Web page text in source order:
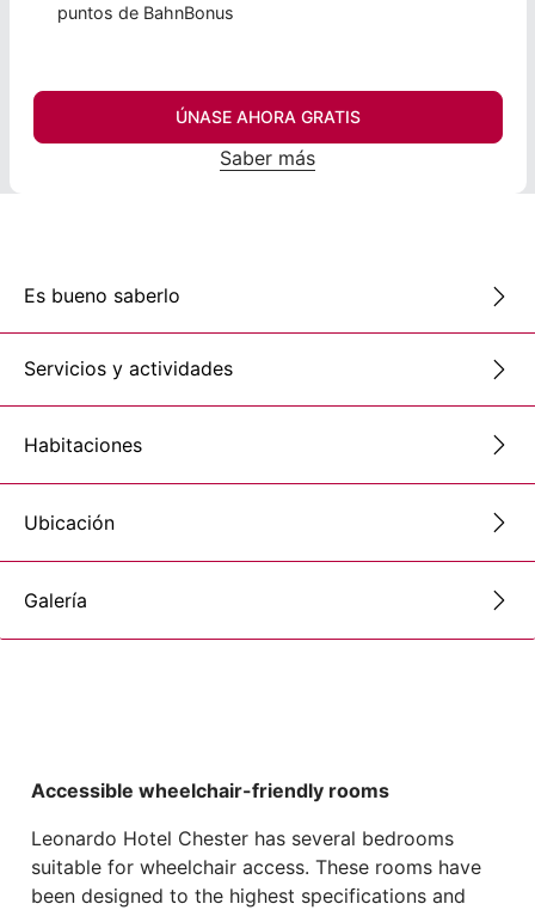
puntos de BahnBonus
ÚNASE AHORA GRATIS
Saber más
Es bueno saberlo
Servicios y actividades
Habitaciones
Ubicación
Galería
Accessible wheelchair-friendly rooms
Leonardo Hotel Chester has several bedrooms
suitable for wheelchair access. These rooms have
been designed to the highest specifications and